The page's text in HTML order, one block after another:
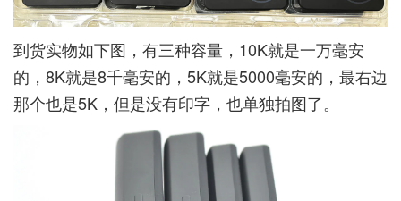
到货实物如下图，有三种容量，10K就是一万毫安
的，8K就是8千毫安的，5K就是5000毫安的，最右边
那个也是5K，但是没有印字，也单独拍图了。